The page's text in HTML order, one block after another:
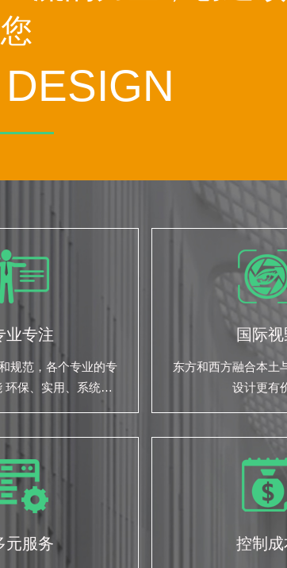
业专注
规范，各个专业的专
环保、实用、系统性
国际视
东方和西方融合本土
设计更有
元服务 控制成